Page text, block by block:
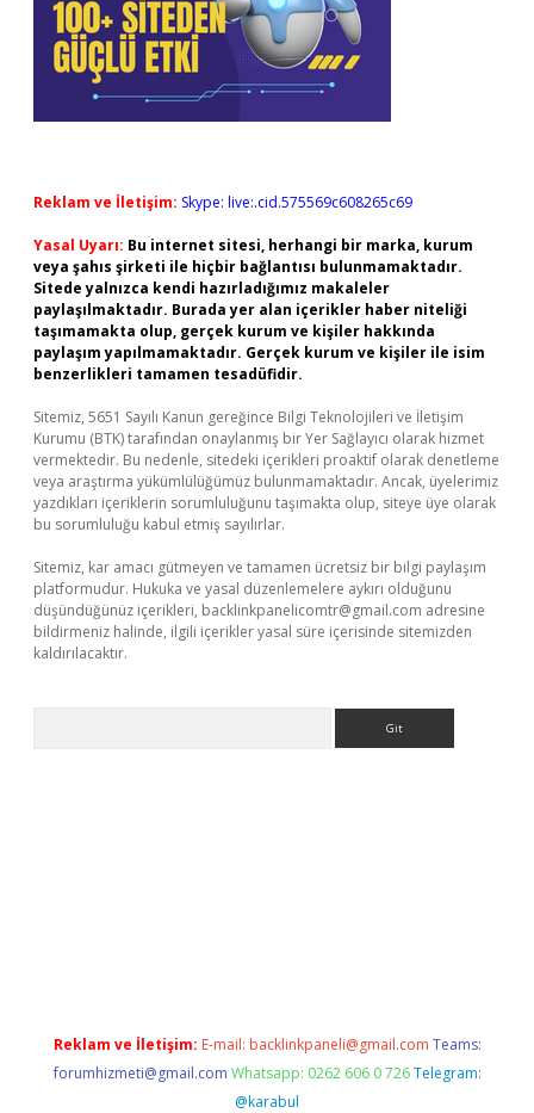
Reklam ve İletişim: Skype: live:.cid.575569c608265c69
Yasal Uyarı: Bu internet sitesi, herhangi bir marka, kurum
veya şahıs şirketi ile hiçbir bağlantısı bulunmamaktadır.
Sitede yalnızca kendi hazırladığımız makaleler
paylaşılmaktadır. Burada yer alan içerikler haber niteliği
taşımamakta olup, gerçek kurum ve kişiler hakkında
paylaşım yapılmamaktadır. Gerçek kurum ve kişiler ile isim
benzerlikleri tamamen tesadüfidir.
Sitemiz, 5651 Sayılı Kanun gereğince Bilgi Teknolojileri ve İletişim
Kurumu (BTK) tarafından onaylanmış bir Yer Sağlayıcı olarak hizmet
vermektedir. Bu nedenle, sitedeki içerikleri proaktif olarak denetleme
veya araştırma yükümlülüğümüz bulunmamaktadır. Ancak, üyelerimiz
yazdıkları içeriklerin sorumluluğunu taşımakta olup, siteye üye olarak
bu sorumluluğu kabul etmiş sayılırlar.
Sitemiz, kar amacı gütmeyen ve tamamen ücretsiz bir bilgi paylaşım
platformudur. Hukuka ve yasal düzenlemelere aykırı olduğunu
düşündüğünüz içerikleri, backlinkpanelicomtr@gmail.com adresine
bildirmeniz halinde, ilgili içerikler yasal süre içerisinde sitemizden
kaldırılacaktır.
Reklam ve İletişim: E-mail: backlinkpaneli@gmail.com Teams:
forumhizmeti@gmail.com Whatsapp: 0262 606 0 726 Telegram:
@karabul